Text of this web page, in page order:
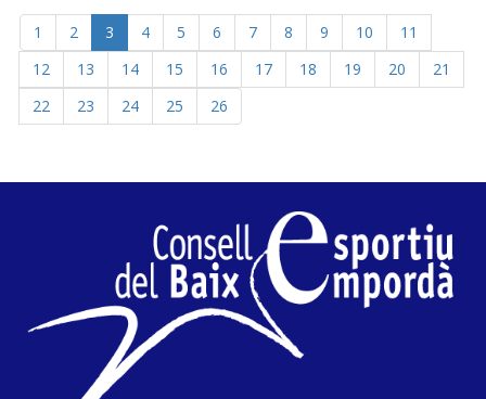
1 2 3 4 5 6 7 8 9 10
11
12
13 14 15 16 17 18 19 20
21
22
23 24 25 26